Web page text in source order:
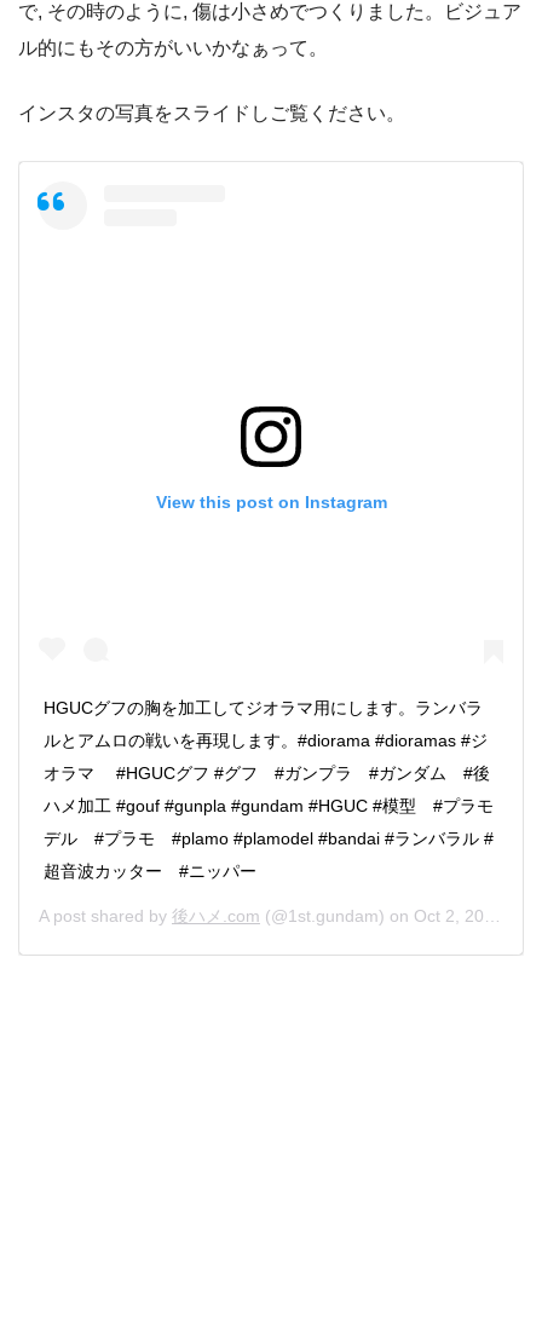
で, その時のように, 傷は小さめでつくりました。ビジュア
ル的にもその方がいいかなぁって。
インスタの写真をスライドしご覧ください。
View this post on Instagram
HGUCグフの胸を加工してジオラマ用にします。ランバラ
ルとアムロの戦いを再現します。#diorama #dioramas #ジ
オラマ #HGUCグフ #グフ #ガンプラ #ガンダム #後
ハメ加工 #gouf #gunpla #gundam #HGUC #模型 #プラモ
デル #プラモ #plamo #plamodel #bandai #ランバラル #
超音波カッター #ニッパー
A post shared by 後ハメ.com (@1st.gundam) on Oct 2, 2019 at 6:43pm PDT